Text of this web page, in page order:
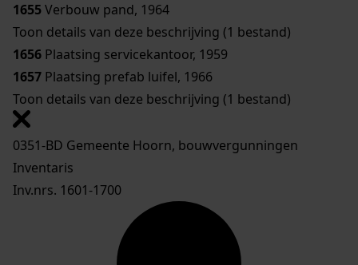
1655Verbouw pand, 1964
Toon details van deze beschrijving (1 bestand)
1656 Plaatsing servicekantoor, 1959
1657 Plaatsing prefab luifel, 1966
Toon details van deze beschrijving (1 bestand)
0351-BD Gemeente Hoorn, bouwvergunningen
Inventaris
Inv.nrs. 1601-1700